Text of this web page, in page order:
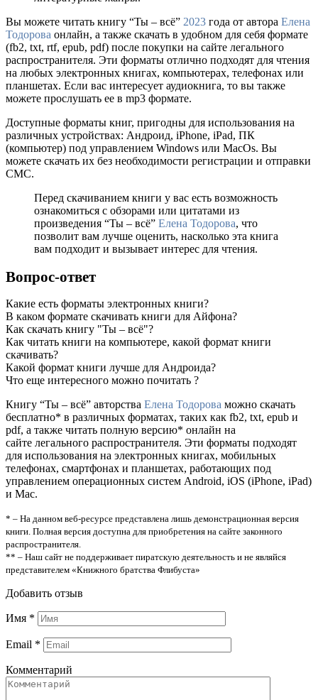
Вы можете читать книгу “Ты – всё” 2023 года от автора Елена
Тодорова онлайн, а также скачать в удобном для себя формате
(fb2, txt, rtf, epub, pdf) после покупки на сайте легального
распространителя. Эти форматы отлично подходят для чтения
на любых электронных книгах, компьютерах, телефонах или
планшетах. Если вас интересует аудиокнига, то вы также
можете прослушать ее в mp3 формате.
Доступные форматы книг, пригодны для использования на
различных устройствах: Андроид, iPhone, iPad, ПК
(компьютер) под управлением Windows или MacOs. Вы
можете скачать их без необходимости регистрации и отправки
СМС.
Перед скачиванием книги у вас есть возможность
ознакомиться с обзорами или цитатами из
произведения “Ты – всё” Елена Тодорова, что
позволит вам лучше оценить, насколько эта книга
вам подходит и вызывает интерес для чтения.
Вопрос-ответ
Какие есть форматы электронных книги?
В каком формате скачивать книги для Айфона?
Как скачать книгу "Ты – всё"?
Как читать книги на компьютере, какой формат книги
скачивать?
Какой формат книги лучше для Андроида?
Что еще интересного можно почитать ?
Книгу “Ты – всё” авторства Елена Тодорова можно скачать
бесплатно* в различных форматах, таких как fb2, txt, epub и
pdf, а также читать полную версию* онлайн на
сайте легального распространителя. Эти форматы подходят
для использования на электронных книгах, мобильных
телефонах, смартфонах и планшетах, работающих под
управлением операционных систем Android, iOS (iPhone, iPad)
и Mac.
* – На данном веб-ресурсе представлена лишь демонстрационная версия
книги. Полная версия доступна для приобретения на сайте законного
распространителя.
** – Наш сайт не поддерживает пиратскую деятельность и не являйся
представителем «Книжного братства Флибуста»
Добавить отзыв
Имя *
Email *
Комментарий